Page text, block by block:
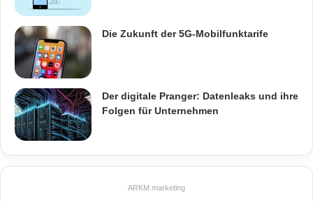
Die Zukunft der 5G-Mobilfunktarife
Der digitale Pranger: Datenleaks und ihre
Folgen für Unternehmen
ARKM.marketing